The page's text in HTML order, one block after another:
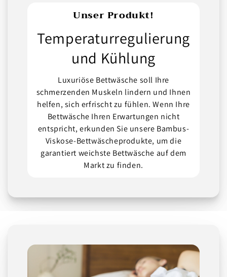
Unser Produkt!
Temperaturregulierung
und Kühlung
Luxuriöse Bettwäsche soll Ihre
schmerzenden Muskeln lindern und Ihnen
helfen, sich erfrischt zu fühlen. Wenn Ihre
Bettwäsche Ihren Erwartungen nicht
entspricht, erkunden Sie unsere Bambus-
Viskose-Bettwäscheprodukte, um die
garantiert weichste Bettwäsche auf dem
Markt zu finden.